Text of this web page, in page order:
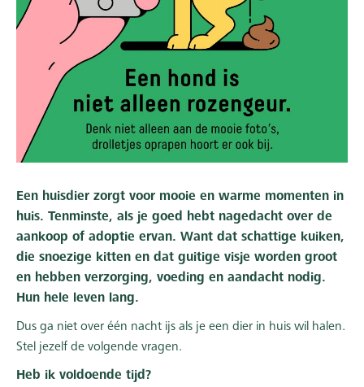
Een huisdier zorgt voor mooie en warme momenten in
huis. Tenminste, als je goed hebt nagedacht over de
aankoop of adoptie ervan. Want dat schattige kuiken,
die snoezige kitten en dat guitige visje worden groot
en hebben verzorging, voeding en aandacht nodig.
Hun hele leven lang.
Dus ga niet over één nacht ijs als je een dier in huis wil halen.
Stel jezelf de volgende vragen.
Heb ik voldoende tijd?